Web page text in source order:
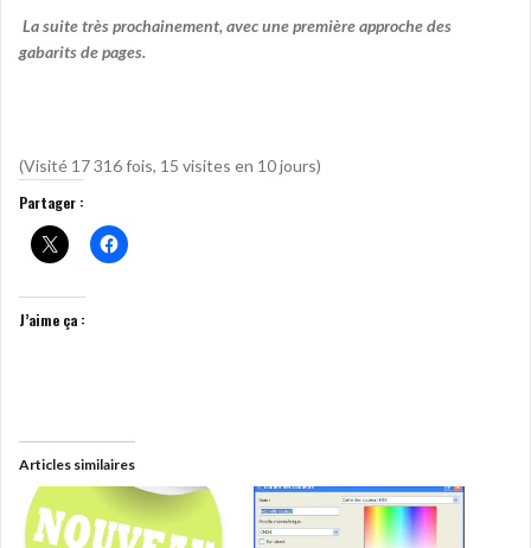
La suite très prochainement, avec une première approche des
gabarits de pages.
(Visité 17 316 fois, 15 visites en 10 jours)
Partager :
J’aime ça :
Articles similaires